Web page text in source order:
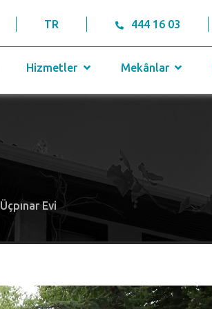
TR 444 16 03
Hizmetler Mekânlar
Üçpınar Evi